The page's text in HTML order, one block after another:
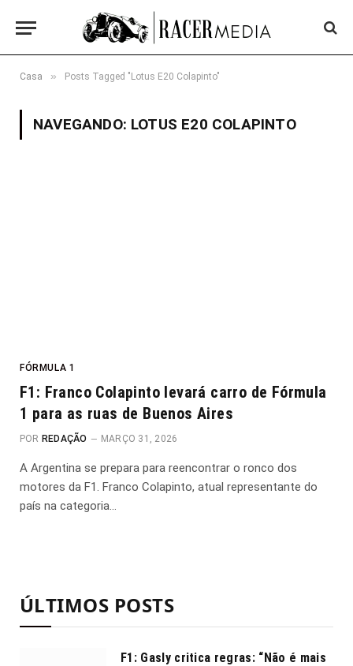
Casa » Posts Tagged "Lotus E20 Colapinto"
NAVEGANDO: LOTUS E20 COLAPINTO
FÓRMULA 1
F1: Franco Colapinto levará carro de Fórmula
1 para as ruas de Buenos Aires
POR REDAÇÃO MARÇO 31, 2026
A Argentina se prepara para reencontrar o ronco dos
motores da F1. Franco Colapinto, atual representante do
país na categoria…
ÚLTIMOS POSTS
F1: Gasly critica regras: “Não é mais